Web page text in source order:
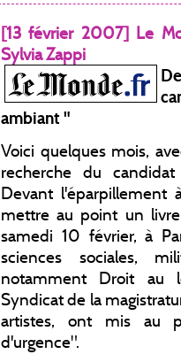
[13 février 2007] Le
Sylvia Zappi
ambiant "
Voici quelques mois,
recherche du
Devant l'éparpillement
mettre au point un
samedi 10 février, à
sciences sociales,
notamment Droit au
Syndicat de la
artistes, ont mis au
d'urgence".